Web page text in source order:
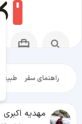
راهنمای سفر
مهدیه اکبری